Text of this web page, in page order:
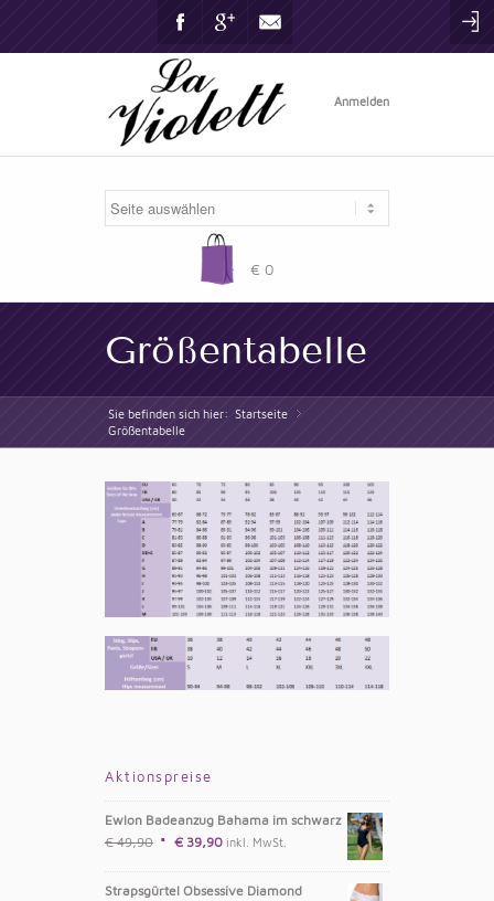
FacebookGplus
Anmelden
- € 0
Größentabelle
Sie befinden sich hier: Startseite
Größentabelle
Aktionspreise
Ewlon Badeanzug Bahama im schwarz
€49,90 € 39,90 inkl. MwSt.
Strapsgürtel Obsessive Diamond